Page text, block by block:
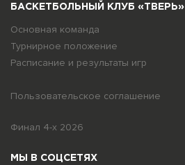
БАСКЕТБОЛЬНЫЙ КЛУБ «ТВЕРЬ»
Основная команда
Турнирное положение
Расписание и результаты игр
Пользовательское соглашение
Финал 4-х 2026
МЫ В СОЦСЕТЯХ